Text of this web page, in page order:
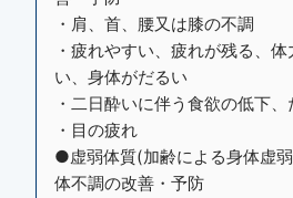
・肩、首、腰又は膝の不調
・疲れやすい、疲れが残る、
い、身体がだるい
・二日酔いに伴う食欲の低下、
・目の疲れ
●虚弱体質(加齢による身体虚
体不調の改善・予防